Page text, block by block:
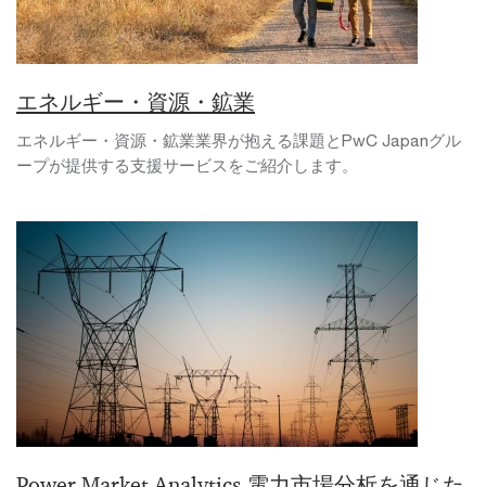
エネルギー・資源・鉱業
エネルギー・資源・鉱業業界が抱える課題とPwC Japanグル
ープが提供する支援サービスをご紹介します。